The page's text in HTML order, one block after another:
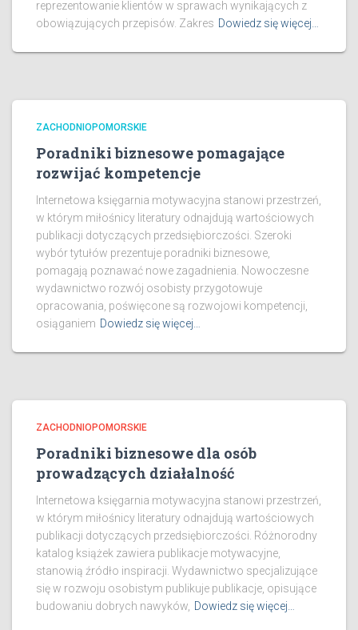
reprezentowanie klientów w sprawach wynikających z
obowiązujących przepisów. Zakres Dowiedz się więcej…
ZACHODNIOPOMORSKIE
Poradniki biznesowe pomagające
rozwijać kompetencje
Internetowa księgarnia motywacyjna stanowi przestrzeń,
w którym miłośnicy literatury odnajdują wartościowych
publikacji dotyczących przedsiębiorczości. Szeroki
wybór tytułów prezentuje poradniki biznesowe,
pomagają poznawać nowe zagadnienia. Nowoczesne
wydawnictwo rozwój osobisty przygotowuje
opracowania, poświęcone są rozwojowi kompetencji,
osiąganiem Dowiedz się więcej…
ZACHODNIOPOMORSKIE
Poradniki biznesowe dla osób
prowadzących działalność
Internetowa księgarnia motywacyjna stanowi przestrzeń,
w którym miłośnicy literatury odnajdują wartościowych
publikacji dotyczących przedsiębiorczości. Różnorodny
katalog książek zawiera publikacje motywacyjne,
stanowią źródło inspiracji. Wydawnictwo specjalizujące
się w rozwoju osobistym publikuje publikacje, opisujące
budowaniu dobrych nawyków, Dowiedz się więcej…